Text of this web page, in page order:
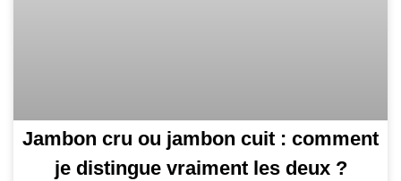
Jambon cru ou jambon cuit : comment
je distingue vraiment les deux ?